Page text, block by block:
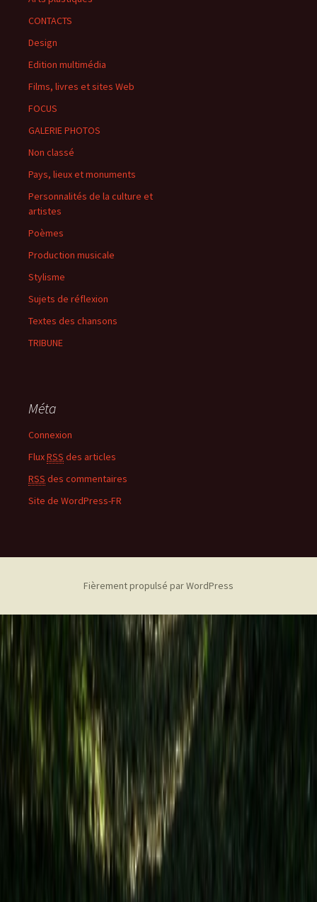
CONTACTS
Design
Edition multimédia
Films, livres et sites Web
FOCUS
GALERIE PHOTOS
Non classé
Pays, lieux et monuments
Personnalités de la culture et
artistes
Poèmes
Production musicale
Stylisme
Sujets de réflexion
Textes des chansons
TRIBUNE
Méta
Connexion
FluxRSS des articles
RSS des commentaires
Site de WordPress-FR
Fièrement propulsé par WordPress